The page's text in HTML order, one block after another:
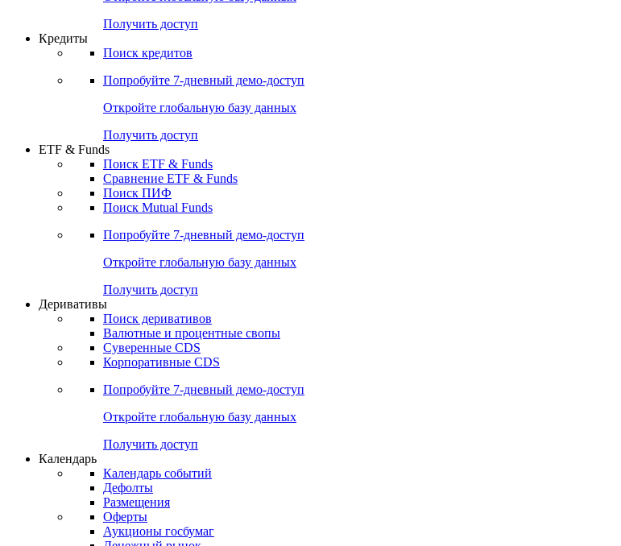
Попробуйте7-дневный
Откройте глобальную базу данных
Получить доступ
Кредиты
Поиск кредитов
Попробуйте7-дневный
Откройте глобальную базу данных
Получить доступ
ETF & Funds
Поиск ETF & Funds
Сравнение ETF & Funds
Поиск ПИФ
Поиск Mutual Funds
Попробуйте7-дневный
Откройте глобальную базу данных
Получить доступ
Деривативы
Поиск деривативов
Валютные и процентные свопы
Суверенные CDS
Корпоративные CDS
Попробуйте7-дневный
Откройте глобальную базу данных
Получить доступ
Календарь
Календарь событий
Дефолты